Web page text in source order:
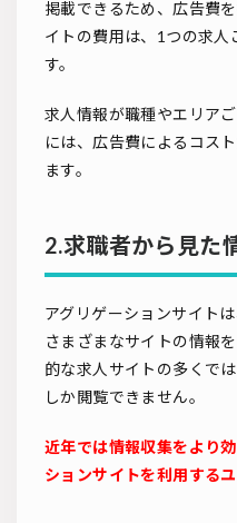
掲載できるため、広告費
イトの費用は、1つの求
す。
求人情報が職種やエリア
には、広告費によるコス
ます。
2.求職者から見た
アグリゲーションサイト
さまざまなサイトの情報
的な求人サイトの多くで
しか閲覧できません。
近年では情報収集をより
ションサイトを利用する